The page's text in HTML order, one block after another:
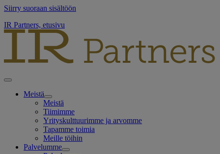
Siirry suoraan sisältöön
IR Partners, etusivu
Meistä
Meistä
Tiimimme
Yrityskulttuurimme ja arvomme
Tapamme toimia
Meille töihin
Palvelumme